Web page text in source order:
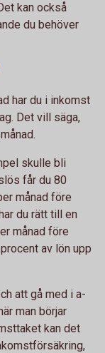
kan också
du behöver
har du i inkomst
Det vill säga,
skulle bli
får du 80
månad före
du rätt till en
månad före
av lön upp
att gå med i a-
man börjar
kan det